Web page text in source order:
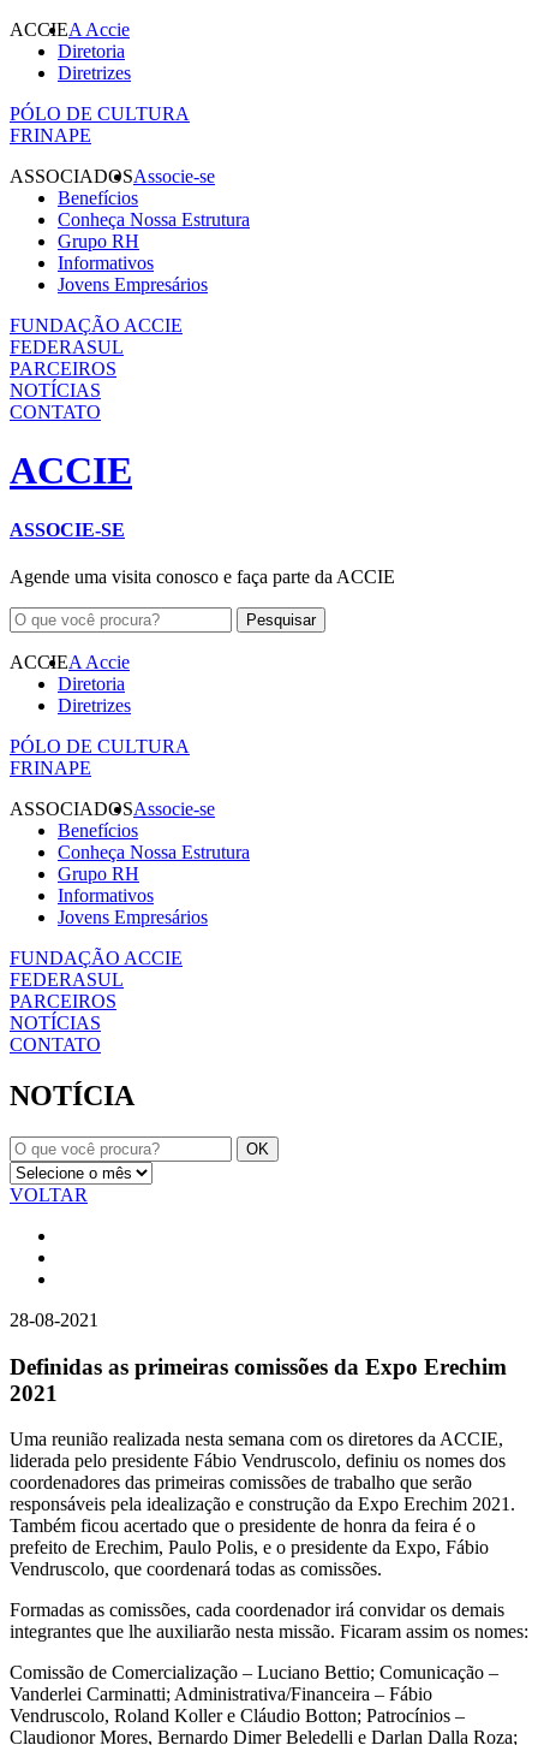
ACCIEA Accie
Diretoria
Diretrizes
PÓLO DE CULTURA
FRINAPE
ASSOCIADOSAssocie-se
Benefícios
Conheça Nossa Estrutura
Grupo RH
Informativos
Jovens Empresários
FUNDAÇÃO ACCIE
FEDERASUL
PARCEIROS
NOTÍCIAS
CONTATO
ACCIE
ASSOCIE-SE
Agende uma visita conosco e faça parte da ACCIE
ACCIEA Accie
Diretoria
Diretrizes
PÓLO DE CULTURA
FRINAPE
ASSOCIADOSAssocie-se
Benefícios
Conheça Nossa Estrutura
Grupo RH
Informativos
Jovens Empresários
FUNDAÇÃO ACCIE
FEDERASUL
PARCEIROS
NOTÍCIAS
CONTATO
NOTÍCIA
VOLTAR
28-08-2021
Definidas as primeiras comissões da Expo Erechim
2021
Uma reunião realizada nesta semana com os diretores da ACCIE,
liderada pelo presidente Fábio Vendruscolo, definiu os nomes dos
coordenadores das primeiras comissões de trabalho que serão
responsáveis pela idealização e construção da Expo Erechim 2021.
Também ficou acertado que o presidente de honra da feira é o
prefeito de Erechim, Paulo Polis, e o presidente da Expo, Fábio
Vendruscolo, que coordenará todas as comissões.
Formadas as comissões, cada coordenador irá convidar os demais
integrantes que lhe auxiliarão nesta missão. Ficaram assim os nomes:
Comissão de Comercialização – Luciano Bettio; Comunicação –
Vanderlei Carminatti; Administrativa/Financeira – Fábio
Vendruscolo, Roland Koller e Cláudio Botton; Patrocínios –
Claudionor Mores, Bernardo Dimer Beledelli e Darlan Dalla Roza;